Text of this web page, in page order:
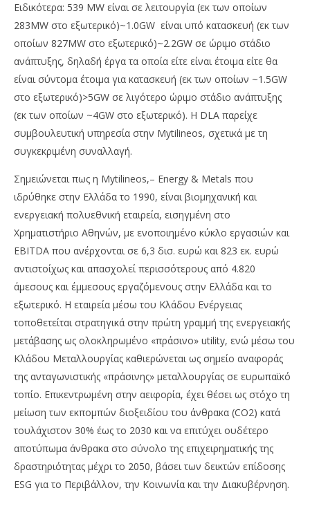
Ειδικότερα: 539 MW είναι σε λειτουργία (εκ των οποίων
283MW στο εξωτερικό)~1.0GW είναι υπό κατασκευή (εκ των
οποίων 827MW στο εξωτερικό)~2.2GW σε ώριμο στάδιο
ανάπτυξης, δηλαδή έργα τα οποία είτε είναι έτοιμα είτε θα
είναι σύντομα έτοιμα για κατασκευή (εκ των οποίων ~1.5GW
στο εξωτερικό)>5GW σε λιγότερο ώριμο στάδιο ανάπτυξης
(εκ των οποίων ~4GW στο εξωτερικό). H DLA παρείχε
συμβουλευτική υπηρεσία στην Mytilineos, σχετικά με τη
συγκεκριμένη συναλλαγή.
Σημειώνεται πως η Mytilineos,– Energy & Metals που
ιδρύθηκε στην Ελλάδα το 1990, είναι βιομηχανική και
ενεργειακή πολυεθνική εταιρεία, εισηγμένη στο
Χρηματιστήριο Αθηνών, με ενοποιημένο κύκλο εργασιών και
EBITDA που ανέρχονται σε 6,3 δισ. ευρώ και 823 εκ. ευρώ
αντιστοίχως και απασχολεί περισσότερους από 4.820
άμεσους και έμμεσους εργαζόμενους στην Ελλάδα και το
εξωτερικό. Η εταιρεία μέσω του Κλάδου Ενέργειας
τοποθετείται στρατηγικά στην πρώτη γραμμή της ενεργειακής
μετάβασης ως ολοκληρωμένο «πράσινο» utility, ενώ μέσω του
Κλάδου Μεταλλουργίας καθιερώνεται ως σημείο αναφοράς
της ανταγωνιστικής «πράσινης» μεταλλουργίας σε ευρωπαϊκό
τοπίο. Επικεντρωμένη στην αειφορία, έχει θέσει ως στόχο τη
μείωση των εκπομπών διοξειδίου του άνθρακα (CO2) κατά
τουλάχιστον 30% έως το 2030 και να επιτύχει ουδέτερο
αποτύπωμα άνθρακα στο σύνολο της επιχειρηματικής της
δραστηριότητας μέχρι το 2050, βάσει των δεικτών επίδοσης
ESG για το Περιβάλλον, την Κοινωνία και την Διακυβέρνηση.